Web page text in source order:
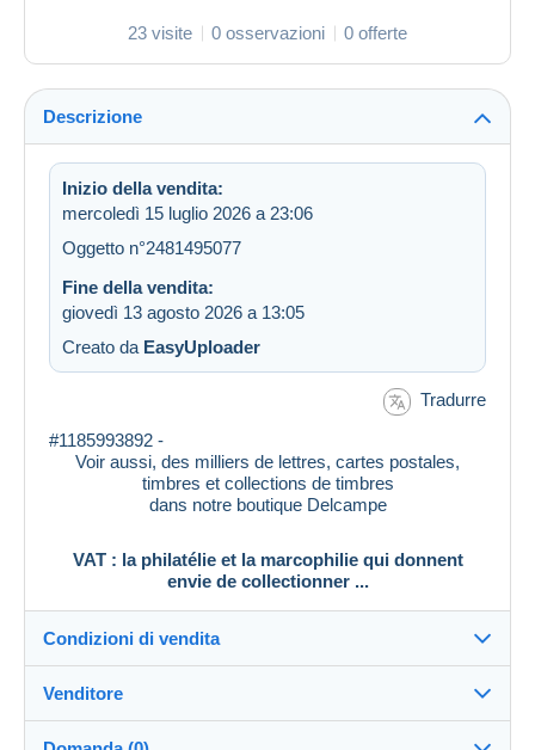
23 visite 0 osservazioni 0 offerte
Descrizione
Inizio della vendita:
mercoledì 15 luglio 2026 a 23:06
Oggetto n°2481495077
Fine della vendita:
giovedì 13 agosto 2026 a 13:05
Creato da EasyUploader
Tradurre
#1185993892 -
Voir aussi, des milliers de lettres, cartes postales,
timbres et collections de timbres
dans notre boutique Delcampe
VAT : la philatélie et la marcophilie qui donnent
envie de collectionner ...
Condizioni di vendita
Destinazione:
Vedi l'elenco dei paesi
Venditore